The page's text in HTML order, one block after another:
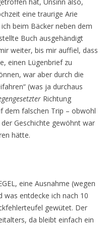
eine traurige Arie
beim Bäcker neben dem
Buch ausgehändigt
weiter, bis mir auffiel, dass
einen Lügenbrief zu
war aber durch die
(was ja durchaus
Richtung
dem falschen Trip – obwohl
Geschichte gewöhnt war
hätte.
eine Ausnahme (wegen
was entdecke ich nach 10
gewütet. Der
da bleibt einfach ein